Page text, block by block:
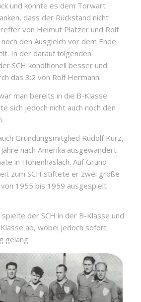
und konnte es dem Torwart
dass der Rückstand nicht
von Helmut Platzer und Rolf
den Ausgleich vor dem Ende
In der darauf folgenden
SCH konditionell besser und
das 3:2 von Rolf Hermann.
man bereits in die B-Klasse
sich jedoch nicht auch noch den
Gründungsmitglied Rudolf Kurz,
nach Amerika ausgewandert
in Hohenhaslach. Auf Grund
zum SCH stiftete er zwei große
1955 bis 1959 ausgespielt
der SCH in der B-Klasse und
ab, wobei jedoch sofort
gelang.